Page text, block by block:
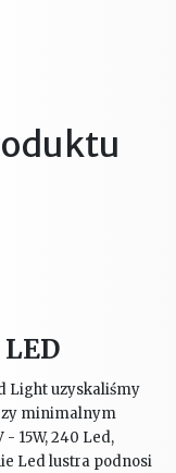
Light uzyskaliśmy
minimalnym
15W, 240 Led,
Led lustra podnosi